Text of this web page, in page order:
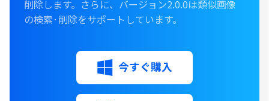
削除します。さらに、バージョン2.0.0は類似画像
の検索·削除をサポートしています。
今すぐ購入